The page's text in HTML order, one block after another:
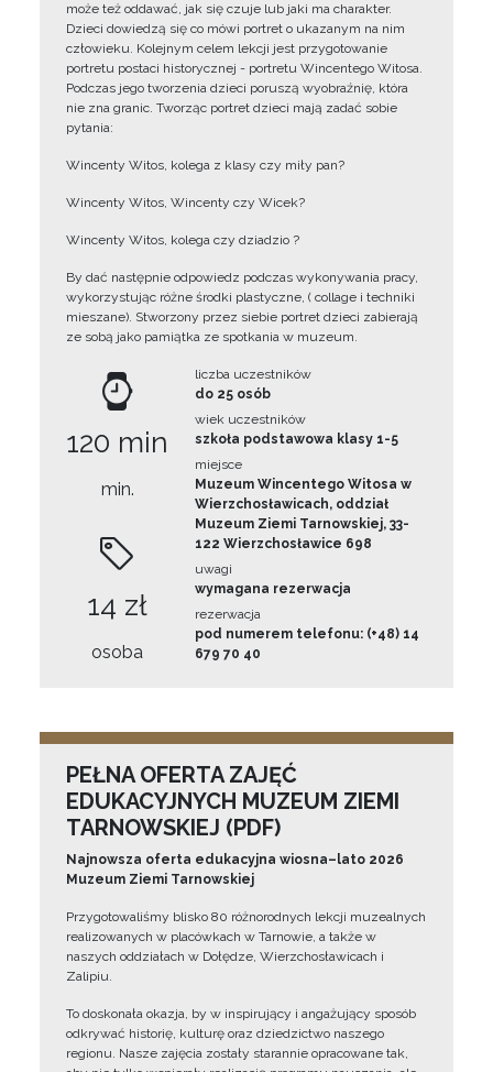
może też oddawać, jak się czuje lub jaki ma charakter.
Dzieci dowiedzą się co mówi portret o ukazanym na nim
człowieku. Kolejnym celem lekcji jest przygotowanie
portretu postaci historycznej - portretu Wincentego Witosa.
Podczas jego tworzenia dzieci poruszą wyobraźnię, która
nie zna granic. Tworząc portret dzieci mają zadać sobie
pytania:
Wincenty Witos, kolega z klasy czy miły pan?
Wincenty Witos, Wincenty czy Wicek?
Wincenty Witos, kolega czy dziadzio ?
By dać następnie odpowiedz podczas wykonywania pracy,
wykorzystując różne środki plastyczne, ( collage i techniki
mieszane). Stworzony przez siebie portret dzieci zabierają
ze sobą jako pamiątka ze spotkania w muzeum.
120 min
min.
14 zł
osoba
liczba uczestników
do 25 osób
wiek uczestników
szkoła podstawowa klasy 1-5
miejsce
Muzeum Wincentego Witosa w
Wierzchosławicach, oddział
Muzeum Ziemi Tarnowskiej, 33-
122 Wierzchosławice 698
uwagi
wymagana rezerwacja
rezerwacja
pod numerem telefonu: (+48) 14
679 70 40
PEŁNA OFERTA ZAJĘĆ
EDUKACYJNYCH MUZEUM ZIEMI
TARNOWSKIEJ (PDF)
Najnowsza oferta edukacyjna wiosna–lato 2026
Muzeum Ziemi Tarnowskiej
Przygotowaliśmy blisko 80 różnorodnych lekcji muzealnych
realizowanych w placówkach w Tarnowie, a także w
naszych oddziałach w Dołędze, Wierzchosławicach i
Zalipiu.
To doskonała okazja, by w inspirujący i angażujący sposób
odkrywać historię, kulturę oraz dziedzictwo naszego
regionu. Nasze zajęcia zostały starannie opracowane tak,